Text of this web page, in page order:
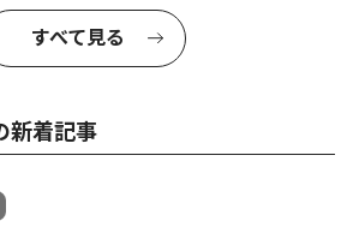
すべて見る
新着記事